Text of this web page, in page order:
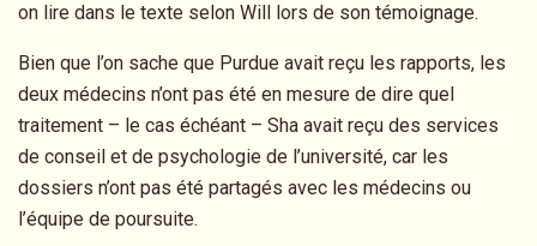
on lire dans le texte selon Will lors de son témoignage.
Bien que l’on sache que Purdue avait reçu les rapports, les
deux médecins n’ont pas été en mesure de dire quel
traitement – le cas échéant – Sha avait reçu des services
de conseil et de psychologie de l’université, car les
dossiers n’ont pas été partagés avec les médecins ou
l’équipe de poursuite.